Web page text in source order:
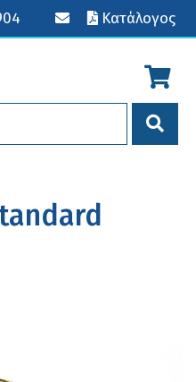
Κατάλογος